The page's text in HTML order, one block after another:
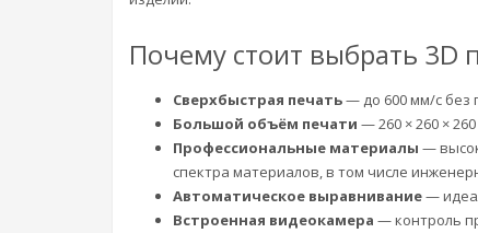
Почему стоит выбрать 3D
Сверхбыстрая печать— до 600 мм/с без
Большой объём печати — 260 × 260 ×
Профессиональные материалы —
спектра материалов, в том числе
Автоматическое выравнивание—
Встроенная видеокамера — контроль